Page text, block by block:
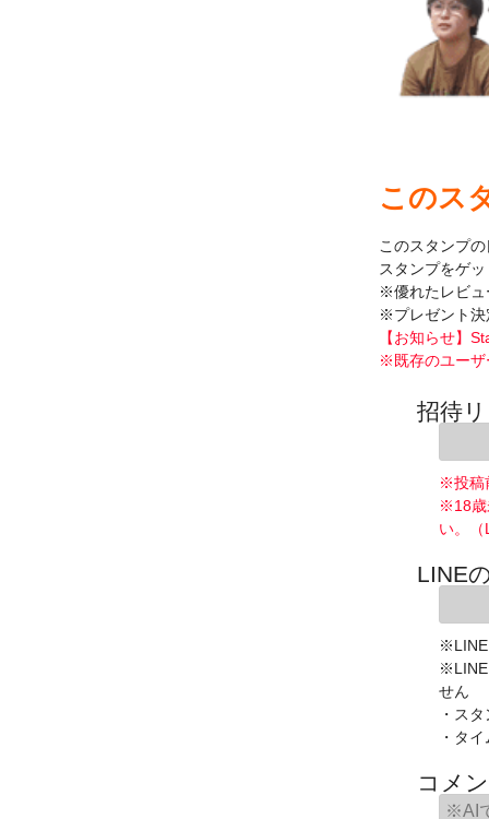
このス
このスタンプ
スタンプをゲ
※優れたレビュ
※プレゼント決
【お知らせ】
※既存のユーザ
招待
※投稿
※18歳
い。
LINE
※LINE
※LINE
せん
・ス
・タ
コメ